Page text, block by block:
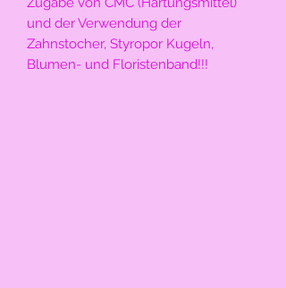
und der Verwendung der
Zahnstocher, Styropor Kugeln,
Blumen- und Floristenband!!!